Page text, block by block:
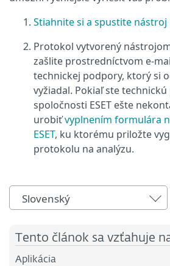
Stiahnite si a spustite nástroj
Protokol vytvorený
zašlite prostredníctvom
technickej podpory, ktorý si
vyžiadal. Pokiaľ ste
spoločnosti ESET ešte
urobiťvyplnením formulára
ESET, ku ktorému priložte
protokolu na analýzu.
Slovenský
Tento článok sa vzťahuje
Aplikácia